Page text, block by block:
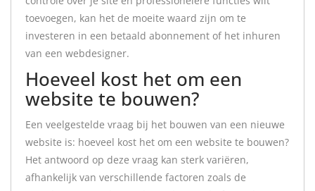
toevoegen, kan het de moeite waard zijn om te
investeren in een betaald abonnement of het inhuren
van een webdesigner.
Hoeveel kost het om een
website te bouwen?
Een veelgestelde vraag bij het bouwen van een nieuwe
website is: hoeveel kost het om een website te bouwen?
Het antwoord op deze vraag kan sterk variëren,
afhankelijk van verschillende factoren zoals de